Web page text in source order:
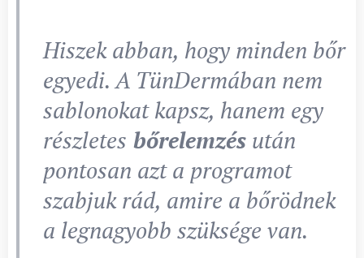
Hiszek abban, hogy minden bőr
egyedi. A TünDermában nem
sablonokat kapsz, hanem egy
részletes bőrelemzés után
pontosan azt a programot
szabjuk rád, amire a bőrödnek
a legnagyobb szüksége van.